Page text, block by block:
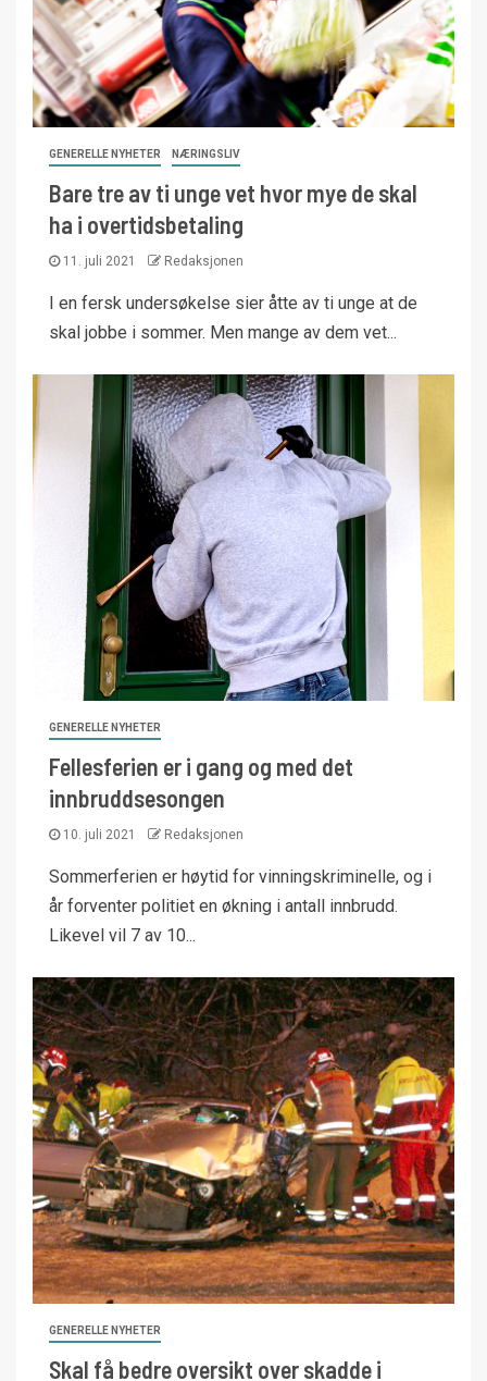
GENERELLE NYHETER NÆRINGSLIV
Bare tre av ti unge vet hvor mye de skal
ha i overtidsbetaling
11. juli 2021 Redaksjonen
I en fersk undersøkelse sier åtte av ti unge at de
skal jobbe i sommer. Men mange av dem vet...
GENERELLE NYHETER
Fellesferien er i gang og med det
innbruddsesongen
10. juli 2021 Redaksjonen
Sommerferien er høytid for vinningskriminelle, og i
år forventer politiet en økning i antall innbrudd.
Likevel vil 7 av 10...
GENERELLE NYHETER
Skal få bedre oversikt over skadde i